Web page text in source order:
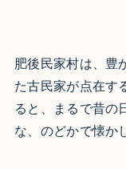
肥後民家村は、豊
た古民家が点在す
ると、まるで昔の
な、のどかで懐か